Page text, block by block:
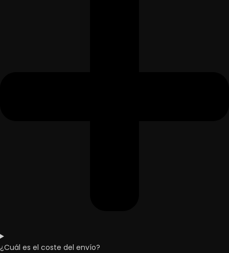
¿Cuál es el coste del envío?